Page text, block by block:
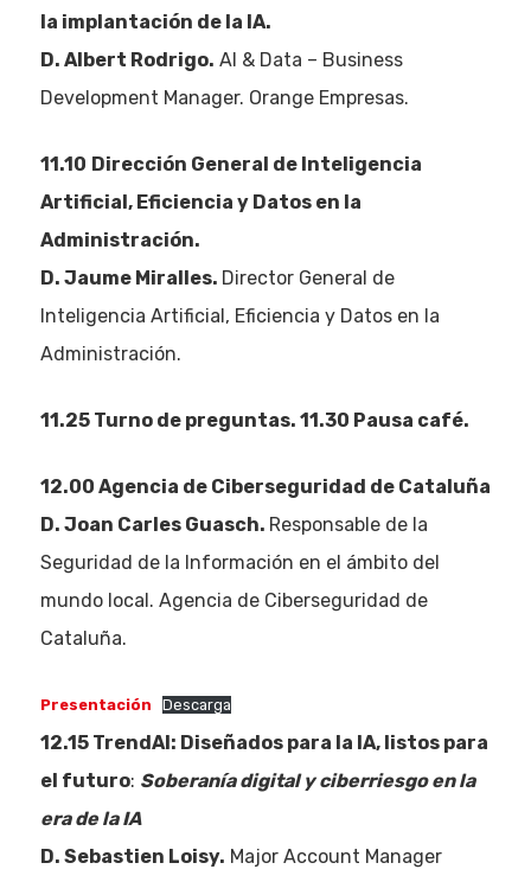
la implantación de la IA.
D. Albert Rodrigo. AI & Data – Business
Development Manager. Orange Empresas.
11.10 Dirección General de Inteligencia
Artificial, Eficiencia y Datos en la
Administración.
D. Jaume Miralles. Director General de
Inteligencia Artificial, Eficiencia y Datos en la
Administración.
11.25 Turno de preguntas. 11.30 Pausa café.
12.00 Agencia de Ciberseguridad de Cataluña
D. Joan Carles Guasch. Responsable de la
Seguridad de la Información en el ámbito del
mundo local. Agencia de Ciberseguridad de
Cataluña.
Presentación Descarga
12.15 TrendAI: Diseñados para la IA, listos para
el futuro: Soberanía digital y ciberriesgo en la
era de la IA
D. Sebastien Loisy. Major Account Manager